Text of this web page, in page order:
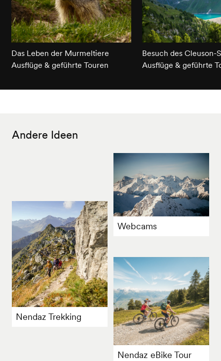
Das Leben der Murmeltiere
Ausflüge & geführte Touren
Besuch des Cleuson-
Ausflüge & geführte
Andere Ideen
Webcams
Nendaz Trekking
Nendaz eBike Tour